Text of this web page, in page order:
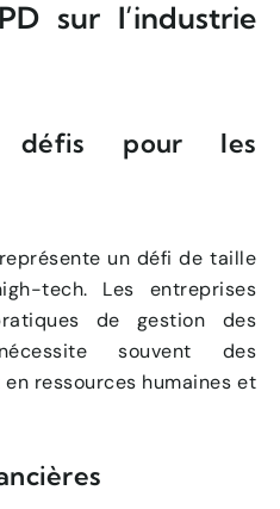
sur l’industrie
défis pour les
un défi de taille
tech. Les entreprises
de gestion des
souvent des
ressources humaines et